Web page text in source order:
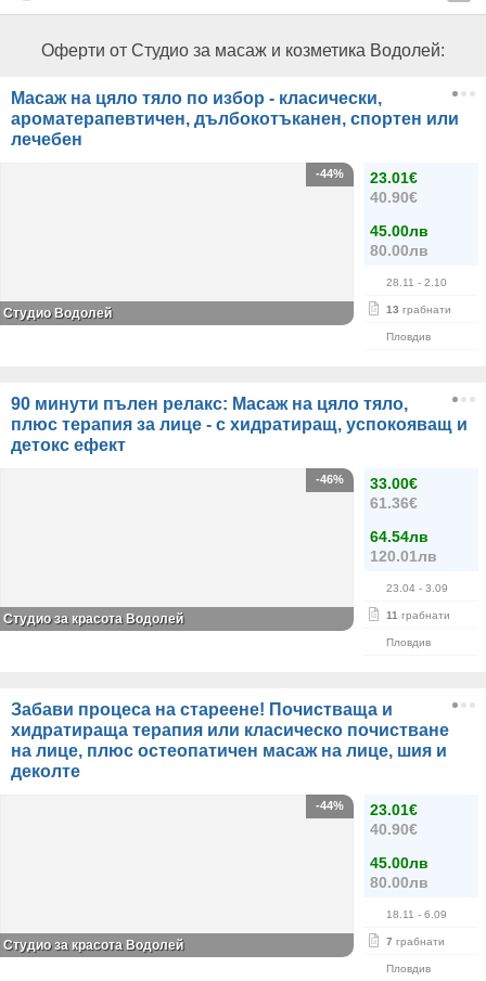
Оферти от Студио за масаж и козметика Водолей:
Масаж на цяло тяло по избор - класически,
ароматерапевтичен, дълбокотъканен, спортен или
лечебен
23.01€
40.90€
45.00лв
80.00лв
28.11 - 2.10
13 грабнати
Пловдив
-44%
Студио Водолей
90 минути пълен релакс: Масаж на цяло тяло,
плюс терапия за лице - с хидратиращ, успокояващ и
детокс ефект
33.00€
61.36€
64.54лв
120.01лв
23.04 - 3.09
11 грабнати
Пловдив
-46%
Студио за красота Водолей
Забави процеса на стареене! Почистваща и
хидратираща терапия или класическо почистване
на лице, плюс остеопатичен масаж на лице, шия и
деколте
23.01€
40.90€
45.00лв
80.00лв
18.11 - 6.09
7 грабнати
Пловдив
-44%
Студио за красота Водолей